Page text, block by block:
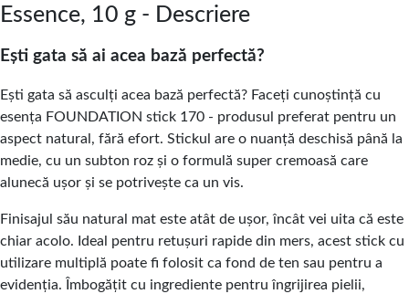
Essence, 10 g - Descriere
Ești gata să ai acea bază perfectă?
Ești gata să asculți acea bază perfectă? Faceți cunoștință cu
esența FOUNDATION stick 170 - produsul preferat pentru un
aspect natural, fără efort. Stickul are o nuanță deschisă până la
medie, cu un subton roz și o formulă super cremoasă care
alunecă ușor și se potrivește ca un vis.
Finisajul său natural mat este atât de ușor, încât vei uita că este
chiar acolo. Ideal pentru retușuri rapide din mers, acest stick cu
utilizare multiplă poate fi folosit ca fond de ten sau pentru a
evidenția. Îmbogățit cu ingrediente pentru îngrijirea pielii,